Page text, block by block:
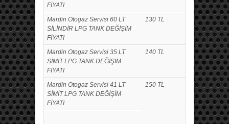
FİYATI
Mardin Otogaz Servisi 60 LT
SİLİNDİR LPG TANK DEĞİŞİM
FİYATI
130 TL
Mardin Otogaz Servisi 35 LT
SİMİT LPG TANK DEĞİŞİM
FİYATI
140 TL
Mardin Otogaz Servisi 41 LT
SİMİT LPG TANK DEĞİŞİM
FİYATI
150 TL